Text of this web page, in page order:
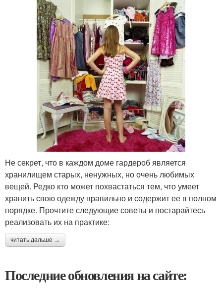
Не секрет, что в каждом доме гардероб является
хранилищем старых, ненужных, но очень любимых
вещей. Редко кто может похвастаться тем, что умеет
хранить свою одежду правильно и содержит ее в полном
порядке. Прочтите следующие советы и постарайтесь
реализовать их на практике:
читать дальше →
Последние обновления на сайте: